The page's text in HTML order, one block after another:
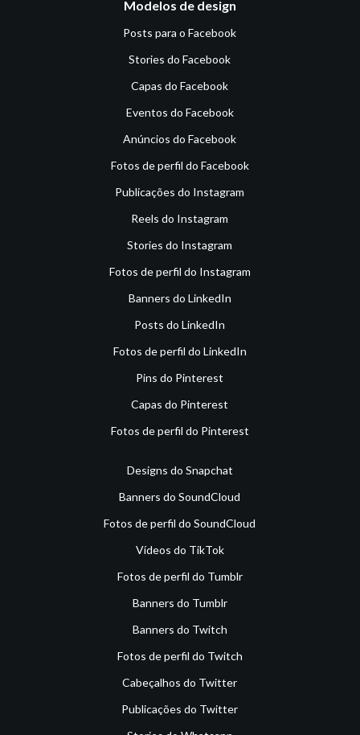
Modelos de design
Posts para o Facebook
Stories do Facebook
Capas do Facebook
Eventos do Facebook
Anúncios do Facebook
Fotos de perfil do Facebook
Publicações do Instagram
Reels do Instagram
Stories do Instagram
Fotos de perfil do Instagram
Banners do LinkedIn
Posts do LinkedIn
Fotos de perfil do LinkedIn
Pins do Pinterest
Capas do Pinterest
Fotos de perfil do Pinterest
Designs do Snapchat
Banners do SoundCloud
Fotos de perfil do SoundCloud
Vídeos do TikTok
Fotos de perfil do Tumblr
Banners do Tumblr
Banners do Twitch
Fotos de perfil do Twitch
Cabeçalhos do Twitter
Publicações do Twitter